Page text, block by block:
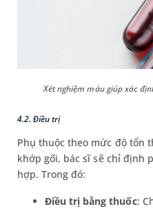
Xét nghiệm máu giúp xác
4.2. Điều trị
Phụ thuộc theo mức độ tổn
khớp gối, bác sĩ sẽ chỉ định
hợp. Trong đó:
Điều trị bằng thuốc: